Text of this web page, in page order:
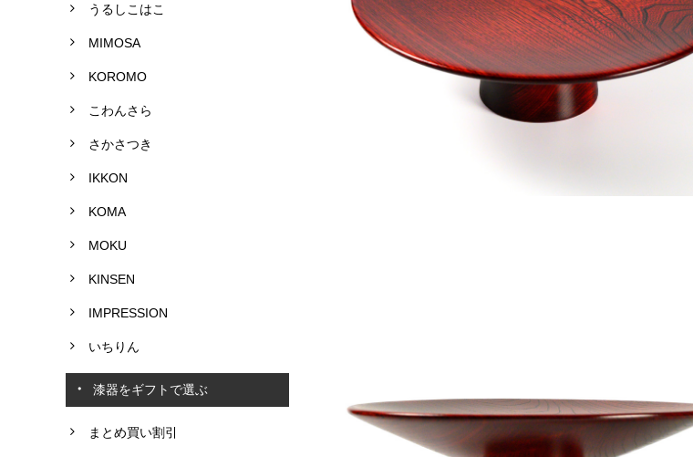
うるしこはこ
MIMOSA
KOROMO
こわんさら
さかさつき
IKKON
KOMA
MOKU
KINSEN
IMPRESSION
いちりん
漆器をギフトで選ぶ
まとめ買い割引